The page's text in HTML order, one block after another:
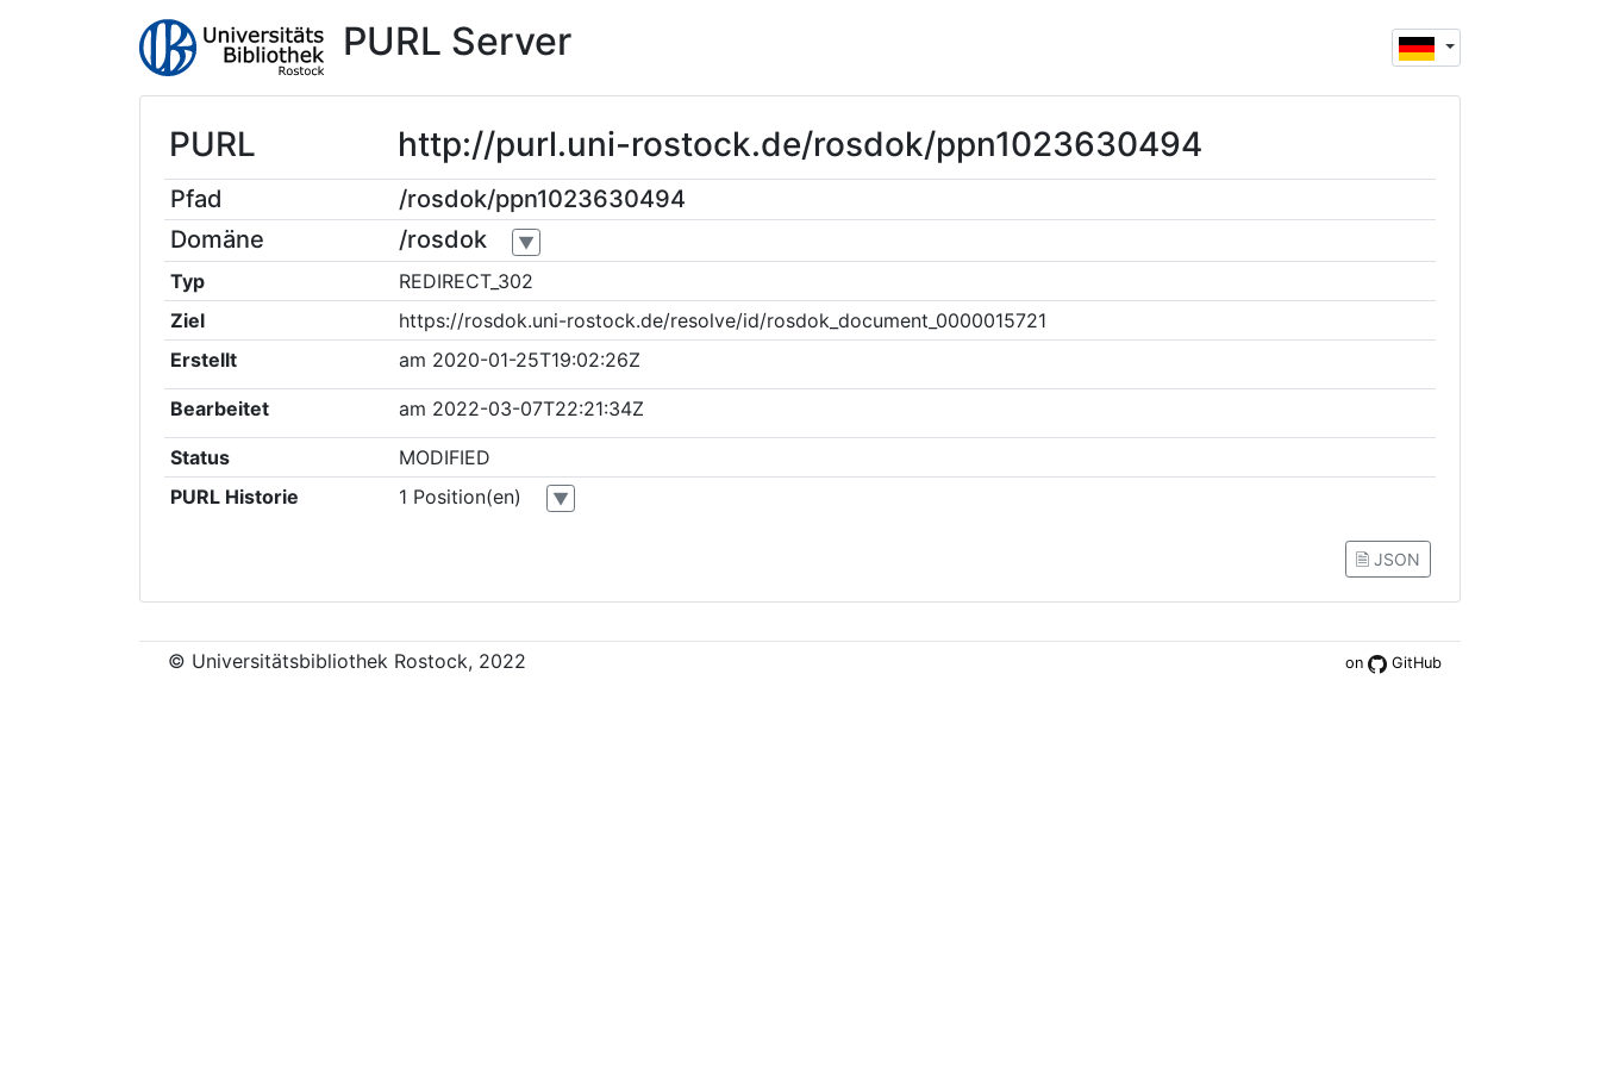
PURL Server
PURL http://purl.uni-rostock.de/rosdok/ppn1023630494
Pfad
/rosdok/ppn1023630494
Domäne
/rosdok ▼
Typ
REDIRECT_302
Ziel
https://rosdok.uni-rostock.de/resolve/id/rosdok_document_0000015721
Erstellt
am 2020-01-25T19:02:26Z
Bearbeitet am 2022-03-07T22:21:34Z
Status
MODIFIED
PURL Historie
1 Position(en) ▼
🗎 JSON
on GitHub
© Universitätsbibliothek Rostock, 2022